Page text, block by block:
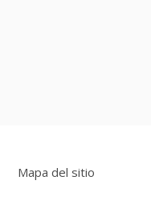
Mapa del sitio